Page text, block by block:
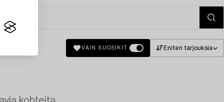
VAIN SUOSIKIT Eniten tarjouksia
kohteita.